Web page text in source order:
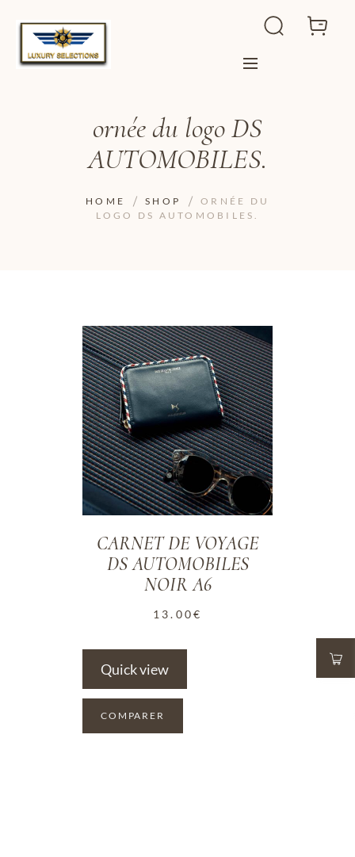
ornée du logo DS
AUTOMOBILES.
HOME SHOP
ORNÉE DU
LOGO DS AUTOMOBILES.
ADD TO WISHLIST
CARNET DE VOYAGE
DS AUTOMOBILES
NOIR A6
13.00€
Quick view
COMPARER